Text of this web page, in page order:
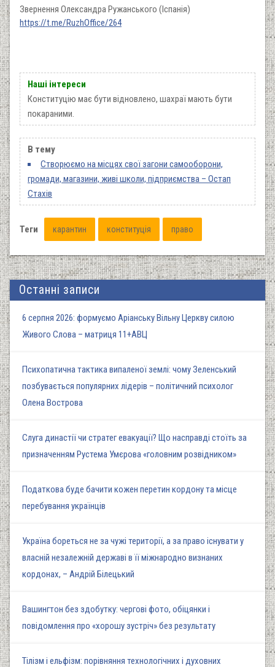
Звернення Олександра Ружанського (Іспанія)
https://t.me/RuzhOffice/264
Наші інтереси
Конституцію має бути відновлено, шахраї мають бути
покараними.
В тему
Створюємо на місцях свої загони самооборони,
громади, магазини, живі школи, підприємства – Остап
Стахів
Теги карантин конституція право
Останні записи
6 серпня 2026: формуємо Аріанську Вільну Церкву силою
Живого Слова – матриця 11+АВЦ
Психопатична тактика випаленої землі: чому Зеленський
позбувається популярних лідерів – політичний психолог
Олена Вострова
Слуга династії чи стратег евакуації? Що насправді стоїть за
призначенням Рустема Умєрова «головним розвідником»
Податкова буде бачити кожен перетин кордону та місце
перебування українців
Україна бореться не за чужі території, а за право існувати у
власній незалежній державі в її міжнародно визнаних
кордонах, – Андрій Білецький
Вашингтон без здобутку: чергові фото, обіцянки і
повідомлення про «хорошу зустріч» без результату
Тілізм і ельфізм: порівняння технологічних і духовних